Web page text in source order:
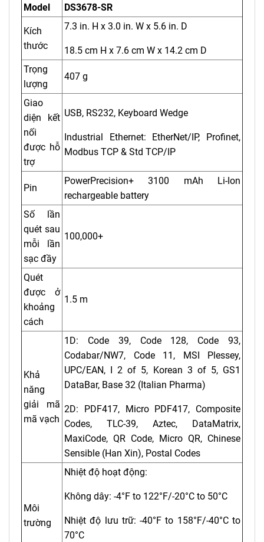
Model
DS3678-SR
Kích
thước
7.3 in. H x 3.0 in. W x 5.6 in. D
18.5 cm H x 7.6 cm W x 14.2 cm D
Trọng
lượng
407 g
Giao
diện kết
nối
được hỗ
trợ
USB, RS232, Keyboard Wedge
Industrial Ethernet: EtherNet/IP, Profinet,
Modbus TCP & Std TCP/IP
Pin
PowerPrecision+ 3100 mAh Li-Ion
rechargeable battery
Số lần
quét sau
mỗi lần
sạc đầy
100,000+
Quét
được ở
khoảng
cách
1.5 m
Khả
năng
giải mã
mã vạch
1D: Code 39, Code 128, Code 93,
Codabar/NW7, Code 11, MSI Plessey,
UPC/EAN, I 2 of 5, Korean 3 of 5, GS1
DataBar, Base 32 (Italian Pharma)
2D: PDF417, Micro PDF417, Composite
Codes, TLC-39, Aztec, DataMatrix,
MaxiCode, QR Code, Micro QR, Chinese
Sensible (Han Xin), Postal Codes
Môi
trường
Nhiệt độ hoạt động:
Không dây: -4°F to 122°F/-20°C to 50°C
Nhiệt độ lưu trữ: -40°F to 158°F/-40°C to
70°C